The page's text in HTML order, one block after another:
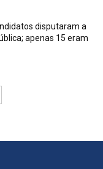
disputaram a
apenas 15 eram